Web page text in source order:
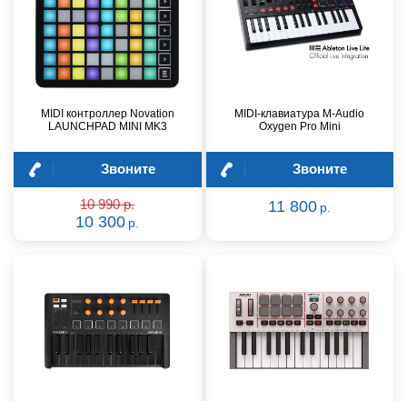
MIDI контроллер Novation
LAUNCHPAD MINI MK3
Звоните
10 990 р.
10 300 р.
MIDI-клавиатура M-Audio
Oxygen Pro Mini
Звоните
11 800 р.